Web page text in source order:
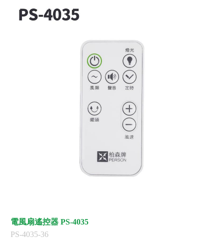
電風扇遙控器 PS-4035
PS-4035-36